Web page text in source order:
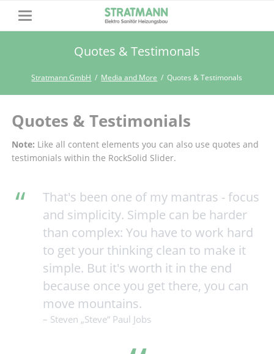
Quotes & Testimonals
Stratmann GmbH Media and More Quotes & Testimonals
Quotes & Testimonials
Note: Like all content elements you can also use quotes and
testimonials within the RockSolid Slider.
That's been one of my mantras - focus
and simplicity. Simple can be harder
than complex: You have to work hard
to get your thinking clean to make it
simple. But it's worth it in the end
because once you get there, you can
move mountains.
– Steven „Steve“ Paul Jobs